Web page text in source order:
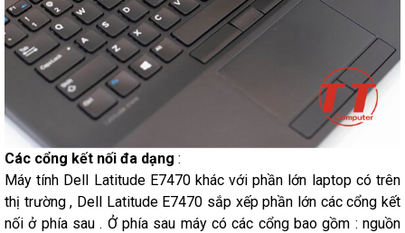
Các cổng kết nối đa dạng :
Máy tính Dell Latitude E7470 khác với phần lớn laptop có trên
thị trường , Dell Latitude E7470 sắp xếp phần lớn các cổng kết
nối ở phía sau . Ở phía sau máy có các cổng bao gồm : nguồn